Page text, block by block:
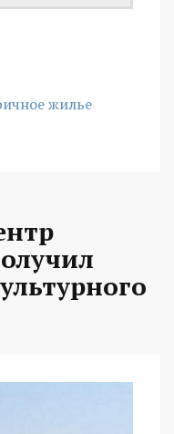
жилье